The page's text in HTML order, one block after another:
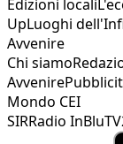
Edizioni locali
UpLuoghi
Avvenire
Chi siamo
Avvenire
Mondo CEI
SIRRadio InBlu